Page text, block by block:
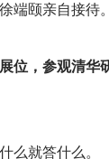
端颐亲自接待。
位，参观清华
么就答什么。